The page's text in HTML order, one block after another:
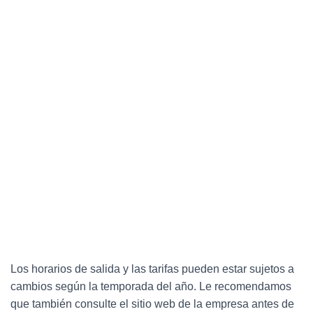
Los horarios de salida y las tarifas pueden estar sujetos a
cambios según la temporada del año. Le recomendamos
que también consulte el sitio web de la empresa antes de